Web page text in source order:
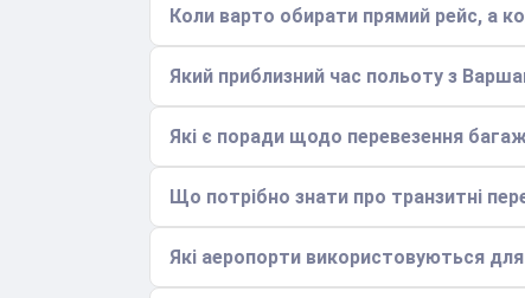
Коли варто обирати прямий рейс, а
Який приблизний час польоту з
Які є поради щодо перевезення
Що потрібно знати про транзитні
Які аеропорти використовуються